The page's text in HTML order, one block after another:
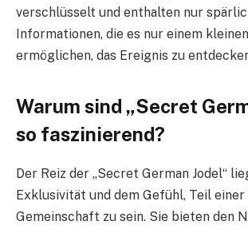
verschlüsselt und enthalten nur
Informationen, die es nur einem
ermöglichen, das Ereignis zu
Warum sind „Secret
so faszinierend?
Der Reiz der „Secret German Jodel“
Exklusivität und dem Gefühl, Teil
Gemeinschaft zu sein. Sie bieten den